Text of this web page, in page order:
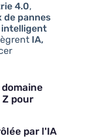
4.0,
de pannes
intelligent
IA,
pour
par l'IA